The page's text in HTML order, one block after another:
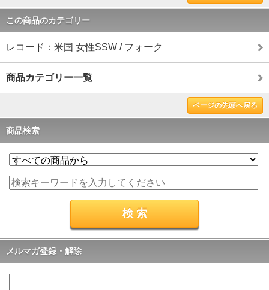
この商品のカテゴリー
レコード：米国 女性SSW / フォーク
商品カテゴリー一覧
ページの先頭へ戻る
商品検索
メルマガ登録・解除